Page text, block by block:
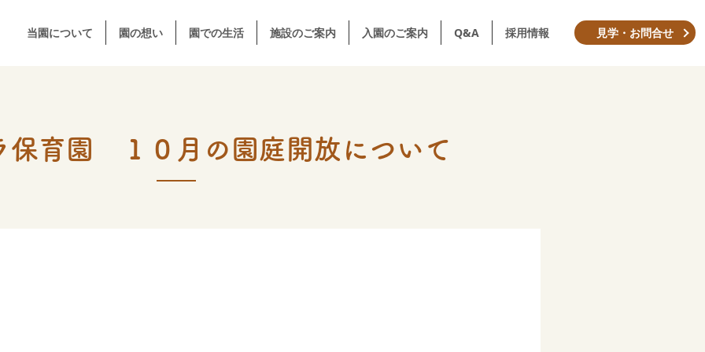
当園について 園の想い 園での生活 施設のご案内 入園のご案内 Q&A 採用情報 見学・お問合せ
保育園 １０月の園庭開放について